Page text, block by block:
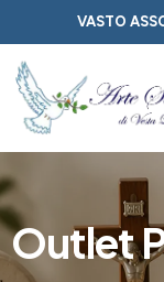
VASTO
Outlet